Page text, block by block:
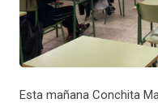
Esta mañana Conchita